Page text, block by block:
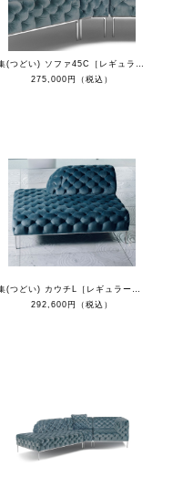
集(つどい) ソファ45C［レギュラーカラー］
275,000円（税込）
集(つどい) カウチL［レギュラーカラー］
292,600円（税込）